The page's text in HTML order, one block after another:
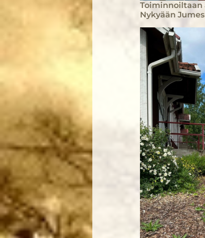
Toiminnoiltaan
Nykyään